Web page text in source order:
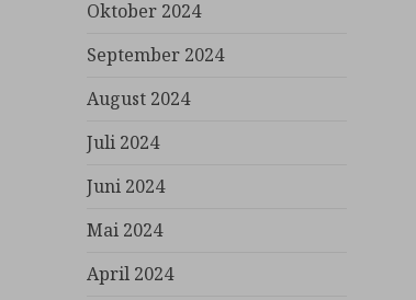
Oktober 2024
September 2024
August 2024
Juli 2024
Juni 2024
Mai 2024
April 2024